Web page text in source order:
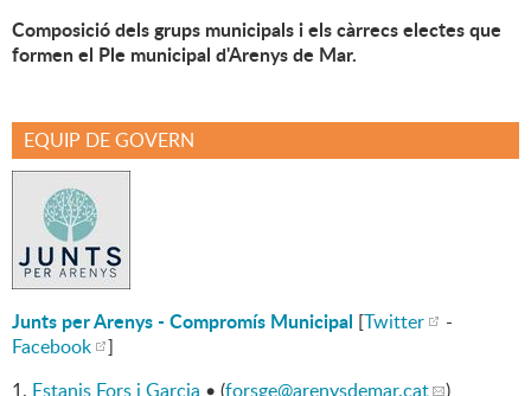
Composició dels grups municipals i els càrrecs electes que
formen el Ple municipal d'Arenys de Mar.
EQUIP DE GOVERN
Junts per Arenys - Compromís Municipal [Twitter
-
Facebook
]
1. Estanis Fors i Garcia • (forsge@arenysdemar.cat
)